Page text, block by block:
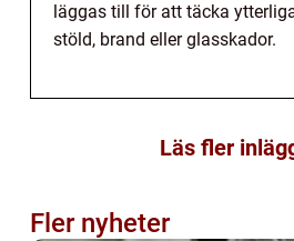
läggas till för att täcka
stöld, brand eller glasskador.
Läs fler
Fler nyheter